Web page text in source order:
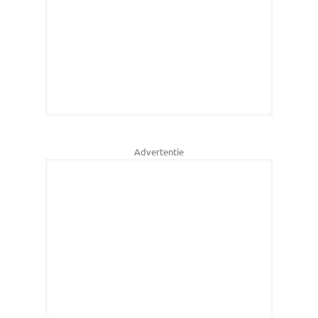
Advertentie